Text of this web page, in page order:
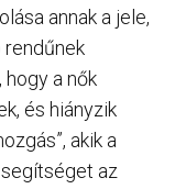
annak a jele,
rendűnek
a nők
és hiányzik
akik a
az